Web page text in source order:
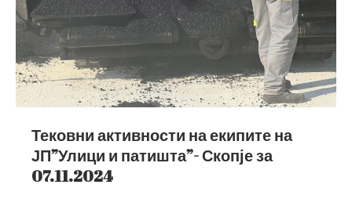
Тековни активности на екипите на
ЈП”Улици и патишта”- Скопје за
07.11.2024